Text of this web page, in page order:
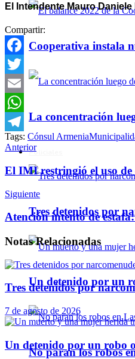
Cooperativa instala
La concentración
Policiales
Tres detenidos por
Un detenido por un
No paran los robos
El Intendente Mauro
Compartir:
Facebook
Twitter
Email
WhatsApp
Telegram
Tags: Cónsul Armenia
Anterior
El IMI restringió el uso de
Siguiente
Atención intento de
NotasRelacionadas
Tres detenidos por
7 de agosto de 2026
Un detenido por un robo